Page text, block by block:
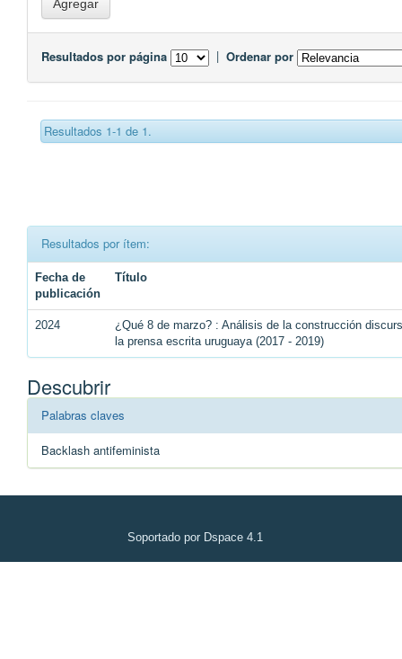
Resultados por página | Ordenar por
Resultados 1-1 de 1.
Resultados por ítem:
Fecha de
publicación
Título
2024
¿Qué 8 de marzo? : Análisis de la construcción
la prensa escrita uruguaya (2017 - 2019)
Descubrir
Palabras claves
Backlash antifeminista
Soportado por Dspace 4.1